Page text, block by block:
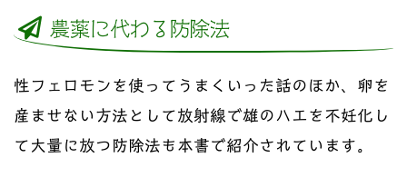
農薬に代わる防除法
性フェロモンを使ってうまくいった話のほか、卵を
産ませない方法として放射線で雄のハエを不妊化し
て大量に放つ防除法も本書で紹介されています。